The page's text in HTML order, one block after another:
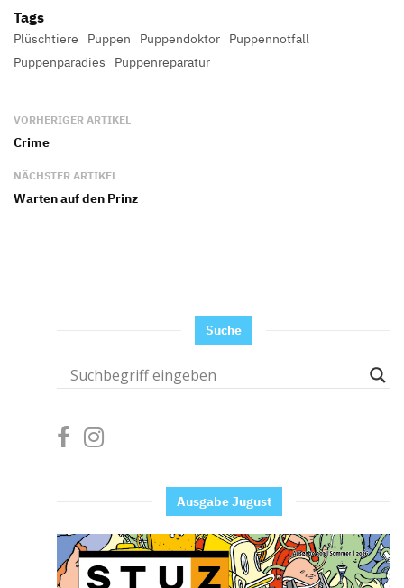
Tags
Plüschtiere Puppen Puppendoktor
Puppennotfall
Puppenparadies
Puppenreparatur
VORHERIGER ARTIKEL
Crime
NÄCHSTER ARTIKEL
Warten auf den Prinz
Suche
Ausgabe Jugust